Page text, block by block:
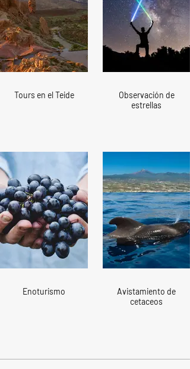
Tours en el Teide
Observación de
estrellas
Enoturismo
Avistamiento de
cetaceos